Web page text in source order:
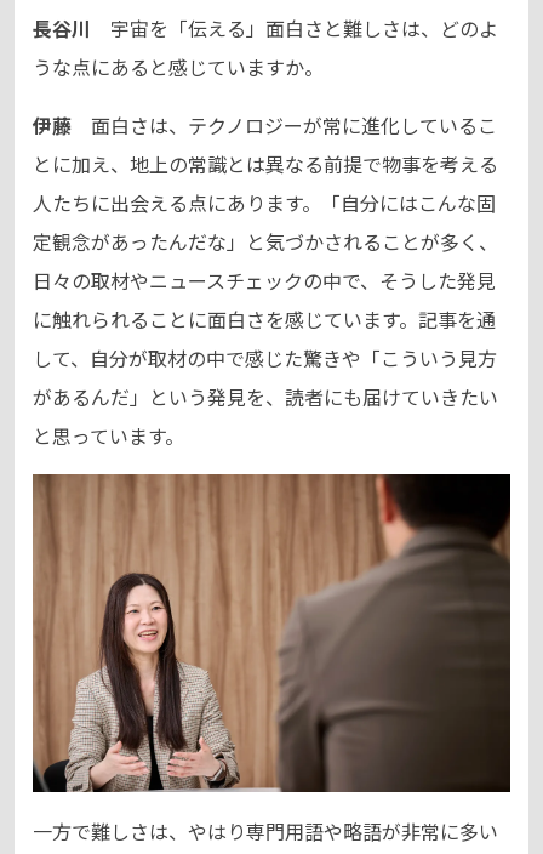
長谷川 宇宙を「伝える」面白さと難しさは、どのよ
うな点にあると感じていますか。
伊藤 面白さは、テクノロジーが常に進化しているこ
とに加え、地上の常識とは異なる前提で物事を考える
人たちに出会える点にあります。「自分にはこんな固
定観念があったんだな」と気づかされることが多く、
日々の取材やニュースチェックの中で、そうした発見
に触れられることに面白さを感じています。記事を通
して、自分が取材の中で感じた驚きや「こういう見方
があるんだ」という発見を、読者にも届けていきたい
と思っています。
一方で難しさは、やはり専門用語や略語が非常に多い